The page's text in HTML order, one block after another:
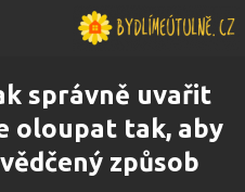
správně uvařit
oloupat tak, aby
způsob